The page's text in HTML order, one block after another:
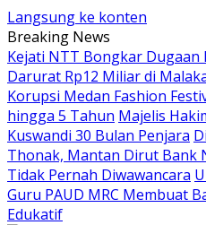
Langsung ke konten
Breaking News
Kejati NTT Bongkar
Darurat Rp12 Miliar di
Korupsi Medan Fashion
hingga 5 Tahun Majelis
Kuswandi 30 Bulan Penjara
Thonak, Mantan Dirut Bank
Tidak Pernah Diwawancara
Guru PAUD MRC Membuat
Edukatif